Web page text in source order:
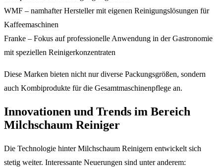
WMF – namhafter Hersteller mit eigenen Reinigungslösungen für
Kaffeemaschinen
Franke – Fokus auf professionelle Anwendung in der Gastronomie
mit speziellen Reinigerkonzentraten
Diese Marken bieten nicht nur diverse Packungsgrößen, sondern
auch Kombiprodukte für die Gesamtmaschinenpflege an.
Innovationen und Trends im Bereich
Milchschaum Reiniger
Die Technologie hinter Milchschaum Reinigern entwickelt sich
stetig weiter. Interessante Neuerungen sind unter anderem: